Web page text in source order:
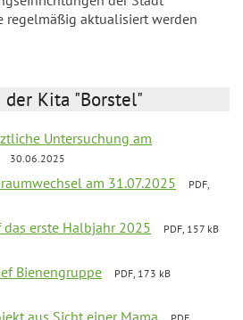
regelmäßig aktualisiert werden
Kita "Borstel"
Untersuchung am
30.06.2025
am 31.07.2025
PDF,
erste Halbjahr 2025
PDF, 157 kB
Bienengruppe
PDF, 173 kB
aus Sicht einer Mama